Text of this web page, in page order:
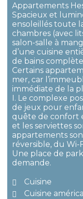
Appartements
Spacieux et
ensoleillés toute
chambres (avec
salon-salle à
d’une cuisine
de bains
Certains
mer, car
immédiate de la
I. Le complexe
de jeux pour
quête de confort
et les serviettes
appartements
réversible, du Wi-
Une place de
demande.
Cuisine
Cuisine